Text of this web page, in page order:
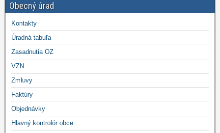
Obecný úrad
Kontakty
Úradná tabuľa
Zasadnutia OZ
VZN
Zmluvy
Faktúry
Objednávky
Hlavný kontrolór obce